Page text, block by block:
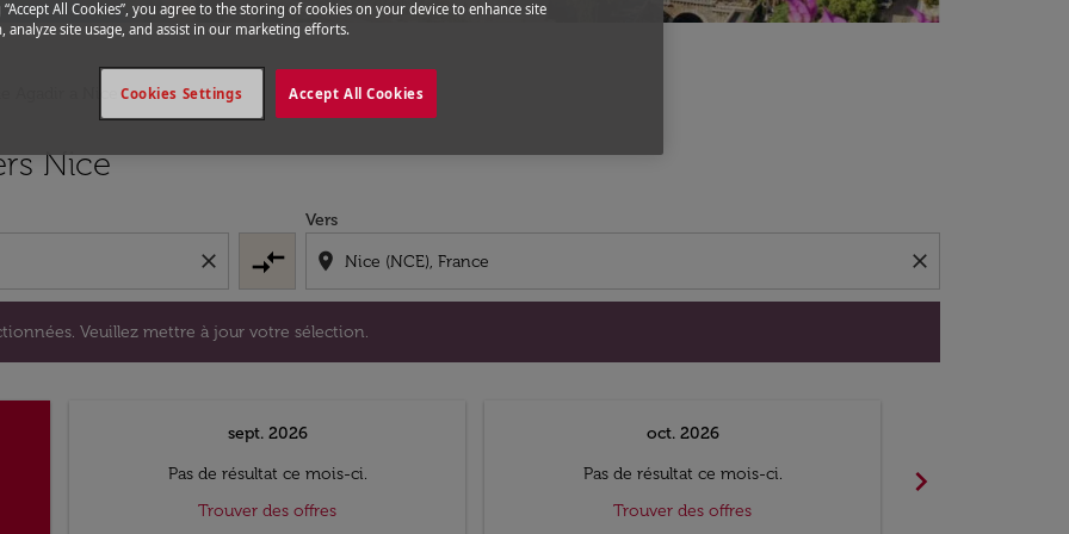
Nice
close compare_arrows
Vers
location_on close
Veuillez mettre à jour votre sélection.
Veuillez mettre à jour votre sélection.
sept. 2026
Pas de résultat ce mois-ci.
Trouver des offres
oct. 2026
Pas de résultat ce mois-ci.
Trouver des offres
chevron_right
“Accept All Cookies”, you agree to the storing of cookies on your device to enhance site
analyze site usage, and assist in our marketing efforts.
Accept All Cookies
Cookies Settings